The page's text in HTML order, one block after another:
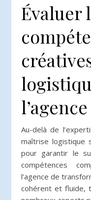
Évaluer
l’agence
Au-delà de
maîtrise logistique
pour garantir le
compétences
l’agence de
cohérent et fluide,